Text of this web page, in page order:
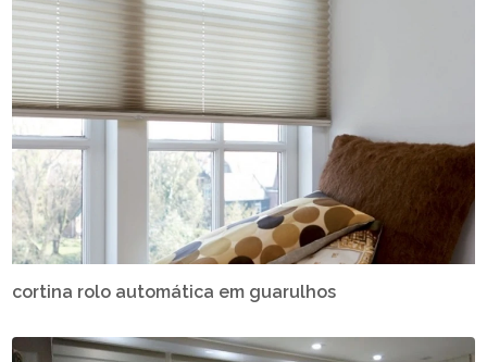
cortina rolo automática em guarulhos